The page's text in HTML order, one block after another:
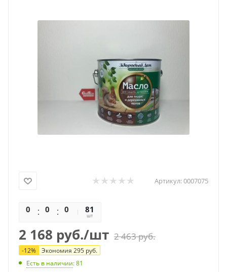
Артикул:0007075
0 0 0 0
81
шт
2 168 руб./шт 2 463руб.
-12% Экономия 295 руб.
Есть в наличии: 81